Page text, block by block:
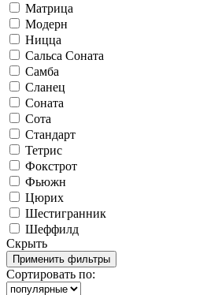
Матрица
Модерн
Ницца
Сальса Соната
Самба
Сланец
Соната
Сота
Стандарт
Тетрис
Фокстрот
Фьюжн
Цюрих
Шестигранник
Шеффилд
Скрыть
Сортировать по: